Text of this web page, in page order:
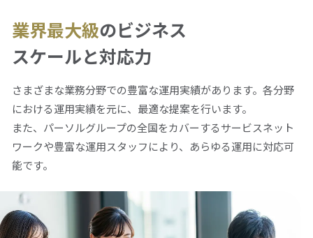
業界最大級のビジネス
スケールと対応力
さまざまな業務分野での豊富な運用実績があります。各分野
における運用実績を元に、最適な提案を行います。
また、パーソルグループの全国をカバーするサービスネット
ワークや豊富な運用スタッフにより、あらゆる運用に対応可
能です。